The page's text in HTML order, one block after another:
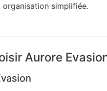
simplifiée.
Aurore